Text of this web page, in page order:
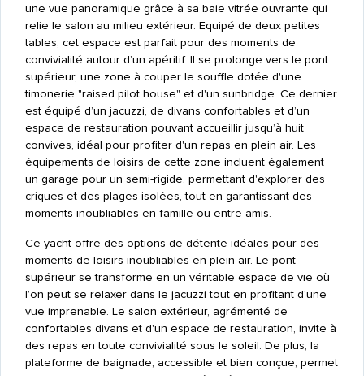
une vue panoramique grâce à sa baie vitrée ouvrante qui
relie le salon au milieu extérieur. Equipé de deux petites
tables, cet espace est parfait pour des moments de
convivialité autour d’un apéritif. Il se prolonge vers le pont
supérieur, une zone à couper le souffle dotée d'une
timonerie "raised pilot house" et d'un sunbridge. Ce dernier
est équipé d’un jacuzzi, de divans confortables et d’un
espace de restauration pouvant accueillir jusqu’à huit
convives, idéal pour profiter d'un repas en plein air. Les
équipements de loisirs de cette zone incluent également
un garage pour un semi-rigide, permettant d'explorer des
criques et des plages isolées, tout en garantissant des
moments inoubliables en famille ou entre amis.
Ce yacht offre des options de détente idéales pour des
moments de loisirs inoubliables en plein air. Le pont
supérieur se transforme en un véritable espace de vie où
l’on peut se relaxer dans le jacuzzi tout en profitant d'une
vue imprenable. Le salon extérieur, agrémenté de
confortables divans et d'un espace de restauration, invite à
des repas en toute convivialité sous le soleil. De plus, la
plateforme de baignade, accessible et bien conçue, permet